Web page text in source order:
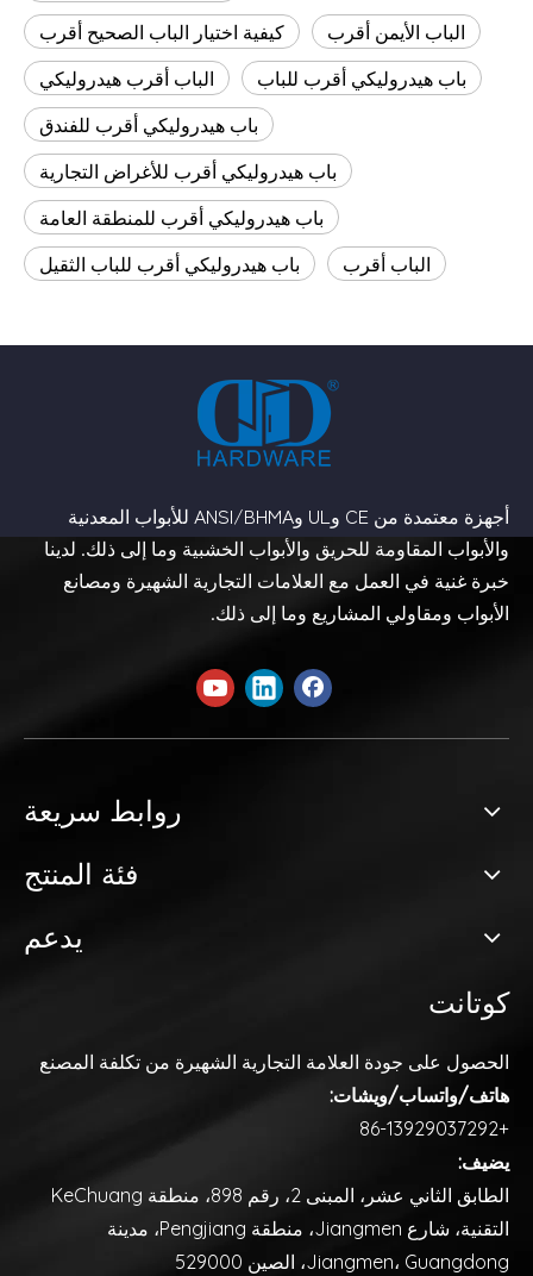
كيفية اختيار الباب الصحيح أقرب
الباب الأيمن أقرب
الباب أقرب هيدروليكي
باب هيدروليكي أقرب للباب
باب هيدروليكي أقرب للفندق
باب هيدروليكي أقرب للأغراض التجارية
باب هيدروليكي أقرب للمنطقة العامة
باب هيدروليكي أقرب للباب الثقيل
الباب أقرب
أجهزة معتمدة من CE وUL وANSI/BHMA للأبواب المعدنية
والأبواب المقاومة للحريق والأبواب الخشبية وما إلى ذلك. لدينا
خبرة غنية في العمل مع العلامات التجارية الشهيرة ومصانع
الأبواب ومقاولي المشاريع وما إلى ذلك.
روابط سريعة
فئة المنتج
يدعم
كوتانت
الحصول على جودة العلامة التجارية الشهيرة من تكلفة المصنع
هاتف/واتساب/ويشات:
+86-13929037292
يضيف:
الطابق الثاني عشر، المبنى 2، رقم 898، منطقة KeChuang
التقنية، شارع Jiangmen، منطقة Pengjiang، مدينة
Jiangmen، Guangdong، الصين 529000